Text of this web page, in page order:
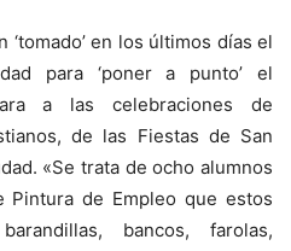
‘tomado’ en los últimos días el
para ‘poner a punto’ el
a las celebraciones de
de las Fiestas de San
«Se trata de ocho alumnos
de Empleo que estos
bancos, farolas,